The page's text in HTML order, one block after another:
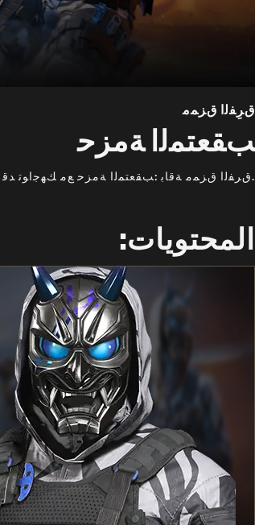
ﻕﺮِﻔﻟﺍ ﻕﺰﻤﻣ
ﺐﻘﻌﺘﻤﻟﺍ ﺔﻣﺰﺣ
.ﻕﺮﻔﻟﺍ ﻕﺰﻤﻣ ﺔﻗﺎﺑ :ﺐﻘﻌﺘﻤﻟﺍ ﺔﻣﺰﺣ ﻊﻣ ﻚﻬﺟﺍﻮﺗ
المحتويات: